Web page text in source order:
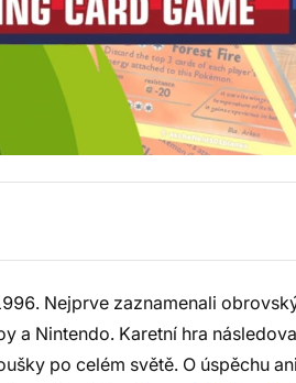
Nejprve zaznamenali
a Nintendo. Karetní hra
po celém světě. O úspěchu